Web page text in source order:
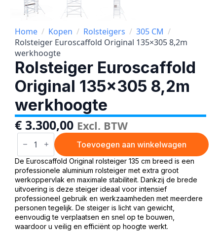
Home Kopen Rolsteigers
305 CM
Rolsteiger Euroscaffold Original 135×305 8,2m
werkhoogte
Rolsteiger Euroscaffold
Original 135×305 8,2m
werkhoogte
€ 3.300,00 Excl. BTW
Rolsteiger
Euroscaffold
135x305
8,2m
werkhoogte
aantal
Toevoegen aan winkelwagen
De Euroscaffold Original rolsteiger 135 cm breed is een
professionele aluminium rolsteiger met extra groot
werkoppervlak en maximale stabiliteit. Dankzij de brede
uitvoering is deze steiger ideaal voor intensief
professioneel gebruik en werkzaamheden met meerdere
personen tegelijk. De steiger is licht van gewicht,
eenvoudig te verplaatsen en snel op te bouwen,
waardoor u veilig en efficiënt op hoogte werkt.